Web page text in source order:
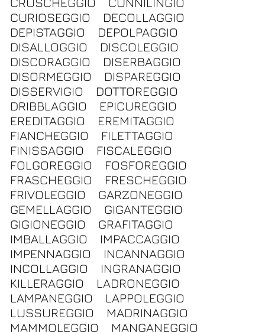
CURIOSEGGIO
DECOLLAGGIO
DEPISTAGGIO
DEPOLPAGGIO
DISALLOGGIO
DISCOLEGGIO
DISCORAGGIO
DISERBAGGIO
DISORMEGGIO
DISPAREGGIO
DISSERVIGIO
DOTTOREGGIO
DRIBBLAGGIO
EPICUREGGIO
EREDITAGGIO
EREMITAGGIO
FIANCHEGGIO
FILETTAGGIO
FINISSAGGIO
FISCALEGGIO
FOLGOREGGIO
FOSFOREGGIO
FRASCHEGGIO
FRESCHEGGIO
FRIVOLEGGIO
GARZONEGGIO
GEMELLAGGIO
GIGANTEGGIO
GIGIONEGGIO
GRAFITAGGIO
IMBALLAGGIO
IMPACCAGGIO
IMPENNAGGIO
INCANNAGGIO
INCOLLAGGIO
INGRANAGGIO
KILLERAGGIO
LADRONEGGIO
LAMPANEGGIO
LAPPOLEGGIO
LUSSUREGGIO
MADRINAGGIO
MAMMOLEGGIO
MANGANEGGIO